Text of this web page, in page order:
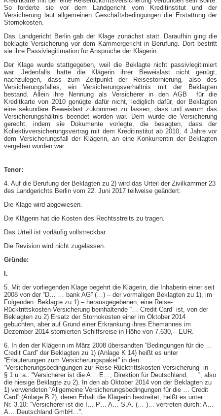
So forderte sie vor dem Landgericht vom Kreditinstitut und der
Versicherung laut allgemeinen Geschäftsbedingungen die Erstattung der
Stornokosten.
Das Landgericht Berlin gab der Klage zunächst statt. Daraufhin ging die
beklagte Versicherung vor dem Kammergericht in Berufung. Dort bestritt
sie ihre Passivlegitimation für Ansprüche der Klägerin.
Der Klage wurde stattgegeben, weil die Beklagte nicht passivlegitimiert
war. Jedenfalls hatte die Klägerin ihrer Beweislast nicht genügt,
nachzulegen, dass zum Zeitpunkt der Reisestornierung, also des
Versicherungsfalles, ein Versicherungsverhältnis mit der Beklagten
bestand. Allein ihre Nennung als Versicherer in den AGB für die
Kreditkarte von 2010 genügte dafür nicht, lediglich dafür, der Beklagten
eine sekundäre Beweislast zukommen zu lassen, dass und warum das
Versicherungshältnis beendet worden war. Dem wurde die Versicherung
gerecht, indem sie Dokumente vorlegte, die besagten, dass der
Kollektivversicherungsvertrag mit dem Kreditinstitut ab 2010, 4 Jahre vor
dem Versicherungsfall der Klägerin, an eine Konkurrentin der Beklagten
vergeben worden war.
Tenor:
4. Auf die Berufung der Beklagten zu 2) wird das Urteil der Zivilkammer 23
des Landgerichts Berlin vom 22. Juni 2017 teilweise geändert:
Die Klage wird abgewiesen.
Die Klägerin hat die Kosten des Rechtsstreits zu tragen.
Das Urteil ist vorläufig vollstreckbar.
Die Revision wird nicht zugelassen.
Gründe:
I.
5. Mit der vorliegenden Klage begehrt die Klägerin, die Inhaberin einer seit
2008 von der “D… … bank AG” (…) – der vormaligen Beklagten zu 1), im
Folgenden: Beklagte zu 1) – herausgegebenen, eine Reise-​
Rücktrittskosten-​Versicherung beinhaltende “… Credit Card” ist, von der
Beklagten zu 2) Ersatz der Stornokosten einer im Oktober 2014
gebuchten, aber auf Grund einer Erkrankung ihres Ehemannes im
Dezember 2014 stornierten Schiffsreise in Höhe von 7.630,-​- EUR.
6. In den der Klägerin im März 2008 übersandten “Bedingungen für die …
Credit Card” der Beklagten zu 1) (Anlage K 14) heißt es unter
“Erläuterungen zum Versicherungspaket” in den
“Versicherungsbedingungen zur Reise-​Rücktrittskosten-​Versicherung” in
§ 1 u. a.: “Versicherer ist die A… E…, Direktion für Deutschland, … ”, also
die hiesige Beklagte zu 2). In den ab Oktober 2014 von der Beklagten zu
1) verwendeten “Allgemeine Versicherungsbedingungen für die … Credit
Card” (Anlage B 2), deren Erhalt die Klägerin bestreitet, heißt es unter
Nr. 3.10: “Versicherer ist die I… P… A… S.A. (… )… vertreten durch: A…
A… Deutschland GmbH…”.